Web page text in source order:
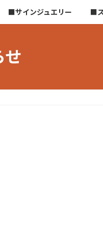
■サインジュエリー ■
せ